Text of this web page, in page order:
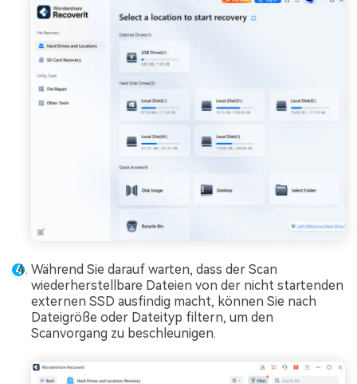
Während Sie darauf warten, dass der Scan
wiederherstellbare Dateien von der nicht startenden
externen SSD ausfindig macht, können Sie nach
Dateigröße oder Dateityp filtern, um den
Scanvorgang zu beschleunigen.